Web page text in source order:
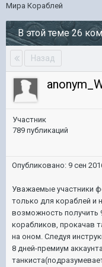
Мира Кораблей
В этой теме 26
Назад
Участник
789 публикаций
Опубликовано: 9 сен
Уважаемые участники
только для кораблей и
возможность получить
корабликов, прокачав
на оном. Следуя
8 дней-премиум